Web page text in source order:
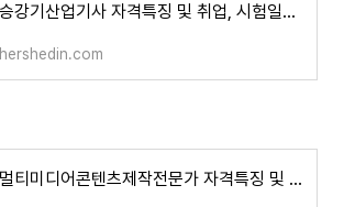
승강기산업기사 자격특징 및 취업, 시험일정 및 응시자격, 기출문제
hershedin.com
멀티미디어콘텐츠제작전문가 자격특징 및 전망, 시험일정 및 시험과목, 기출문제